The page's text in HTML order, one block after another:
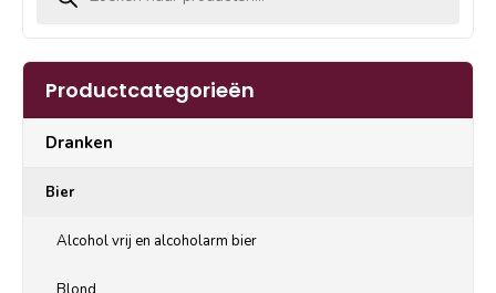
Productcategorieën
Dranken
Bier
Alcohol vrij en alcoholarm bier